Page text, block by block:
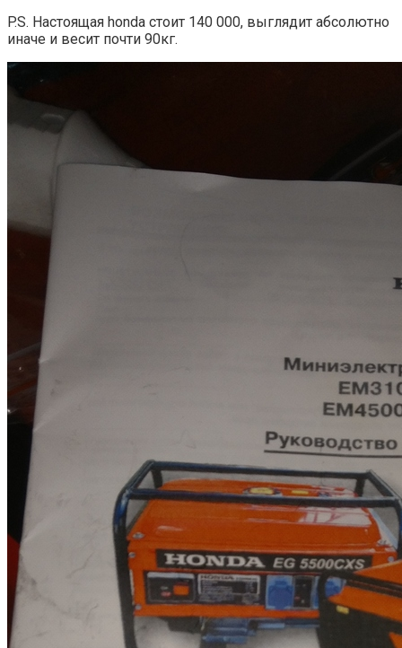
P.S. Настоящая honda стоит 140 000, выглядит абсолютно
иначе и весит почти 90кг.